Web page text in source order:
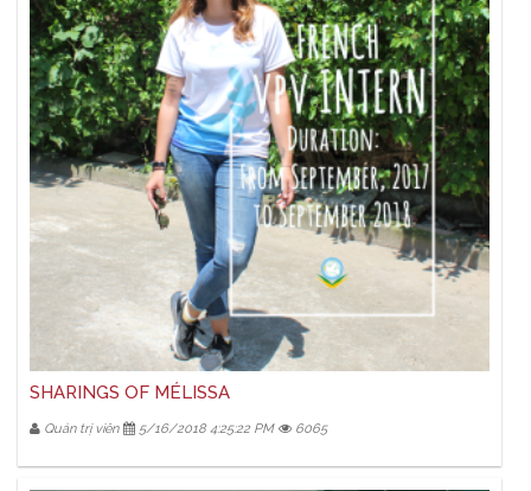
SHARINGS OF MÉLISSA
Quản trị viên 5/16/2018 4:25:22 PM 6065